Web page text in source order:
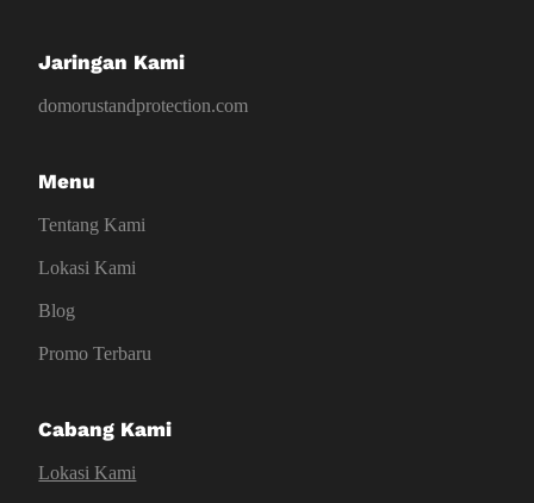
Jaringan Kami
domorustandprotection.com
Menu
Tentang Kami
Lokasi Kami
Blog
Promo Terbaru
Cabang Kami
Lokasi Kami